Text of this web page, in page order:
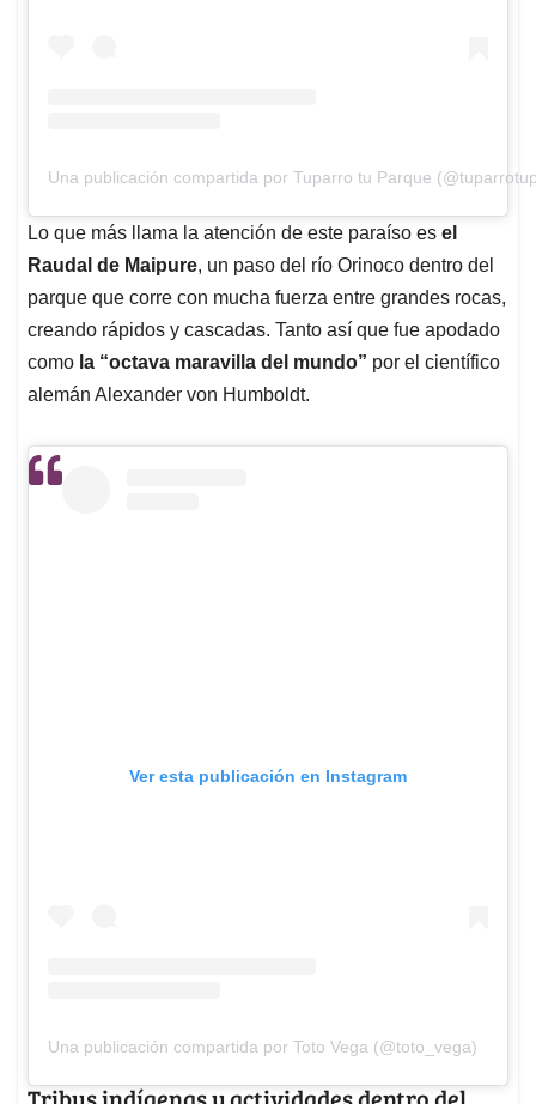
Una publicación compartida por Tuparro tu Parque
Lo que más llama la atención de este paraíso es el
Raudal de Maipure, un paso del río Orinoco dentro del
parque que corre con mucha fuerza entre grandes rocas,
creando rápidos y cascadas. Tanto así que fue apodado
como la “octava maravilla del mundo” por el científico
alemán Alexander von Humboldt.
Ver esta publicación en Instagram
Una publicación compartida por Toto Vega (@toto_vega)